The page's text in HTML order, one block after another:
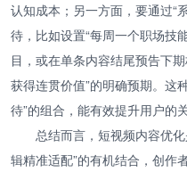
认知成本；另一方面，要通过“
待，比如设置“每周一个职场技
目，或在单条内容结尾预告下
获得连贯价值”的明确预期。这
待”的组合，能有效提升用户的
总结而言，短视频内容优
辑精准适配”的有机结合，创作